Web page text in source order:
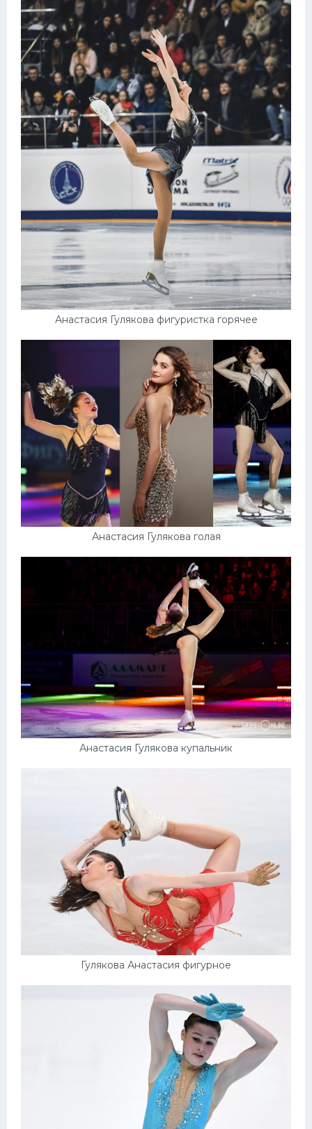
Анастасия Гулякова фигуристка горячее
Анастасия Гулякова голая
Анастасия Гулякова купальник
Гулякова Анастасия фигурное